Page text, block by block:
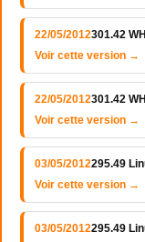
22/05/2012301.42
Voir cette version →
22/05/2012301.42
Voir cette version →
03/05/2012295.49
Voir cette version →
03/05/2012295.49